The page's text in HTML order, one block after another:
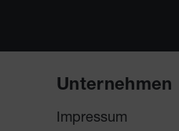
Unternehmen
Impressum